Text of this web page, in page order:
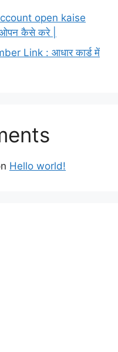
open kaise
कैसे करे |
Link : आधार कार्ड में
Hello world!